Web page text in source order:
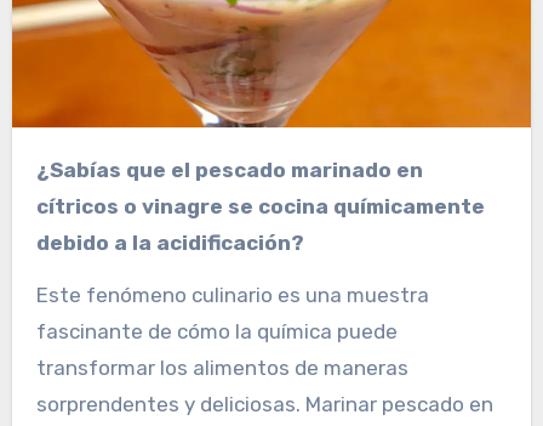
¿Sabías que el pescado marinado en
cítricos o vinagre se cocina químicamente
debido a la acidificación?
Este fenómeno culinario es una muestra
fascinante de cómo la química puede
transformar los alimentos de maneras
sorprendentes y deliciosas. Marinar pescado en